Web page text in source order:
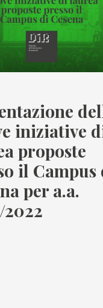
iniziative
proposte
il Campus
per a.a.
2022